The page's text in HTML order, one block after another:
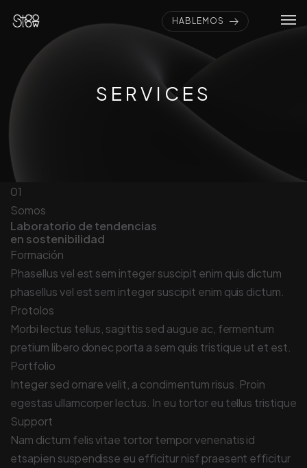
HABLEMOS
SERVICES
01
Somos
Laboratorio de tendencias
en sostenibilidad
Formación
Phasellus vel est sem integer suscipit enim quis dictum
phasellus vel est sem integer suscipit enim quis dictum.
Protolos
Morbi lectus tellus, sagittis sed augue ac, fermentum
pretium libero donec porta a sem quis tristique ut et est.
Portfolio
Integer sed ornare velit, a condimentum risus. Proin
egestas ullamcorper lectus. In eu tortor eu tellus tristique
Support
Nam dictum felis vitae tortor tempor venenatis id
etsapien suspendisse eu efficitur nisf praesent efficitur